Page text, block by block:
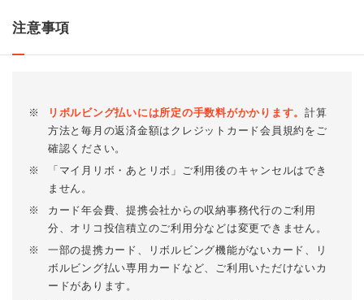
注意事項
※ リボルビング払いには所定の手数料がかかります。 計算
方法と毎月の返済金額はクレジットカード会員規約をご
確認ください。
※
「マイ月リボ・あとリボ」ご利用後のキャンセルはでき
ません。
※
カード年会費、提携会社からの収納事務代行のご利用
分、オリコ投信積立のご利用分などは変更できません。
※
一部の提携カード、リボルビング機能がないカード、リ
ボルビング払い専用カードなど、ご利用いただけないカ
ードがあります。